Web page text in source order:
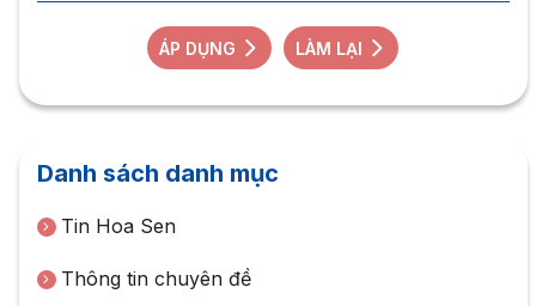
ÁP DỤNG LÀM LẠI
Danh sách danh mục
Tin Hoa Sen
Thông tin chuyên đề